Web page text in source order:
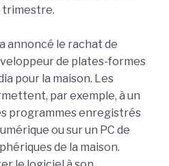
trimestre.
annoncé le rachat de
de plates-formes
pour la maison. Les
par exemple, à un
programmes enregistrés
ou sur un PC de
de la maison.